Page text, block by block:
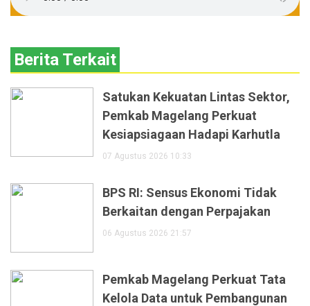
Berita Terkait
Satukan Kekuatan Lintas Sektor,
Pemkab Magelang Perkuat
Kesiapsiagaan Hadapi Karhutla
07 Agustus 2026 10:33
BPS RI: Sensus Ekonomi Tidak
Berkaitan dengan Perpajakan
06 Agustus 2026 21:57
Pemkab Magelang Perkuat Tata
Kelola Data untuk Pembangunan